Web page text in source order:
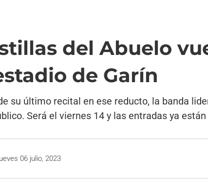
del Abuelo
de Garín
su último recital en ese reducto, la banda
Será el viernes 14 y las entradas ya
06 julio, 2023